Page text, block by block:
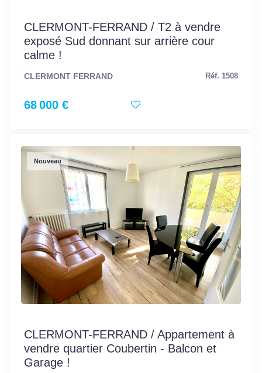
CLERMONT-FERRAND / T2 à vendre
exposé Sud donnant sur arrière cour
calme !
CLERMONT FERRAND Réf. 1508
68 000 €
Nouveau
CLERMONT-FERRAND / Appartement à
vendre quartier Coubertin - Balcon et
Garage !